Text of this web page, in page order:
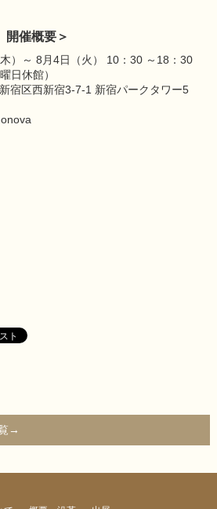
催概要＞
）～ 8月4日（火） 10：30 ～18：30
日休館）
宿区西新宿3-7-1 新宿パークタワー5
→